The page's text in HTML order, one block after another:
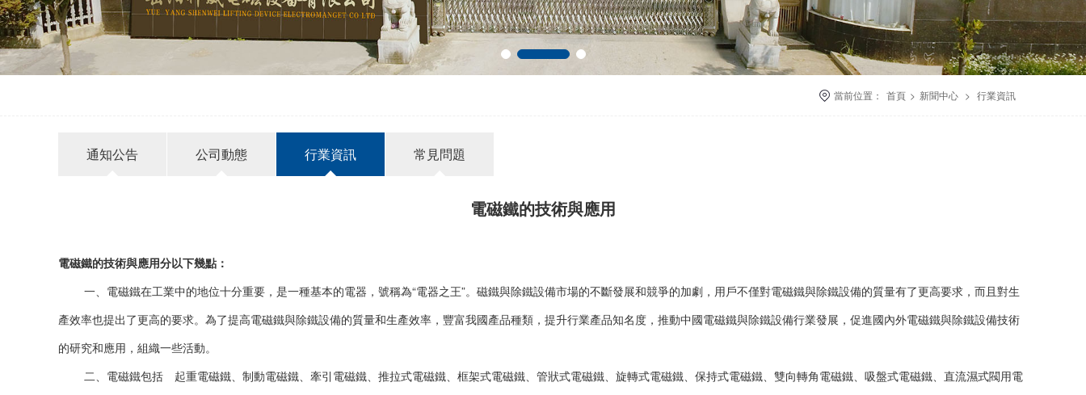
當前位置： 首頁 > 新聞中心 > 行業資訊
通知公告 公司動態 行業資訊 常見問題
電磁鐵的技術與應用
電磁鐵的技術與應用分以下幾點：
一、電磁鐵在工業中的地位十分重要，是一種基本的電器，號稱為“電器之王”。磁鐵與除鐵設備市場的不斷發展和競爭的加劇，用戶不僅對電磁鐵與除鐵設備的質量有了更高要求，而且對生
產效率也提出了更高的要求。為了提高電磁鐵與除鐵設備的質量和生產效率，豐富我國產品種類，提升行業產品知名度，推動中國電磁鐵與除鐵設備行業發展，促進國內外電磁鐵與除鐵設備技術
的研究和應用，組織一些活動。
二、電磁鐵包括 起重電磁鐵、制動電磁鐵、牽引電磁鐵、推拉式電磁鐵、框架式電磁鐵、管狀式電磁鐵、旋轉式電磁鐵、保持式電磁鐵、雙向轉角電磁鐵、吸盤式電磁鐵、直流濕式閥用電